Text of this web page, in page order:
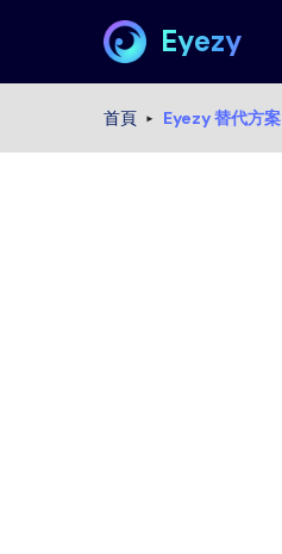
Eyezy
首頁 Eyezy 替代方案